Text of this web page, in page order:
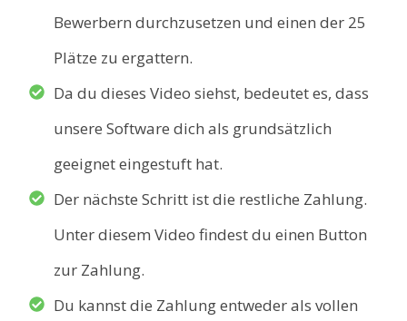
Bewerbern durchzusetzen und einen der 25
Plätze zu ergattern.
Da du dieses Video siehst, bedeutet es, dass
unsere Software dich als grundsätzlich
geeignet eingestuft hat.
Der nächste Schritt ist die restliche Zahlung.
Unter diesem Video findest du einen Button
zur Zahlung.
Du kannst die Zahlung entweder als vollen